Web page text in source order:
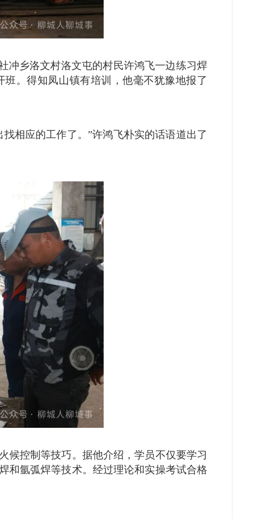
冲乡洛文村洛文屯的村民许鸿飞一边练习焊
。得知凤山镇有培训，他毫不犹豫地报了
相应的工作了。”许鸿飞朴实的话语道出了
候控制等技巧。据他介绍，学员不仅要学习
和氩弧焊等技术。经过理论和实操考试合格